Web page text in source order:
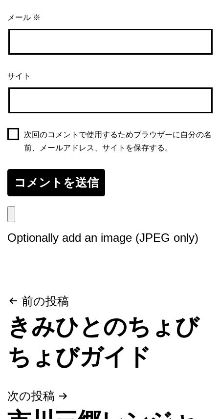
メール ※
サイト
次回のコメントで使用するためブラウザーに自分の名
前、メールアドレス、サイトを保存する。
Optionally add an image (JPEG only)
投
稿
ナ
ビ
ゲ
ー
前の投稿
きみひとのちょび
ちょびガイド
次の投稿